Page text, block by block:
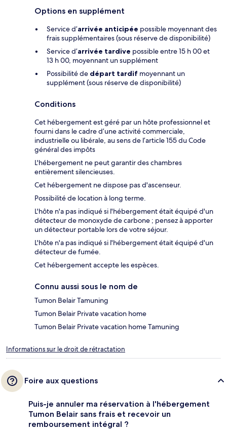
Options en supplément
Service d’arrivée anticipée possible moyennant des
frais supplémentaires (sous réserve de disponibilité)
Service d’arrivée tardive possible entre 15 h 00 et
13 h 00, moyennant un supplément
Possibilité de départ tardif moyennant un
supplément (sous réserve de disponibilité)
Conditions
Cet hébergement est géré par un hôte professionnel et
fourni dans le cadre d’une activité commerciale,
industrielle ou libérale, au sens de l’article 155 du Code
général des impôts
L'hébergement ne peut garantir des chambres
entièrement silencieuses.
Cet hébergement ne dispose pas d'ascenseur.
Possibilité de location à long terme.
L'hôte n'a pas indiqué si l'hébergement était équipé d'un
détecteur de monoxyde de carbone ; pensez à apporter
un détecteur portable lors de votre séjour.
L'hôte n'a pas indiqué si l'hébergement était équipé d'un
détecteur de fumée.
Cet hébergement accepte les espèces.
Connu aussi sous le nom de
Tumon Belair Tamuning
Tumon Belair Private vacation home
Tumon Belair Private vacation home Tamuning
Informations sur le droit de rétractation
Foire aux questions
Puis-je annuler ma réservation à l'hébergement
Tumon Belair sans frais et recevoir un
remboursement intégral ?